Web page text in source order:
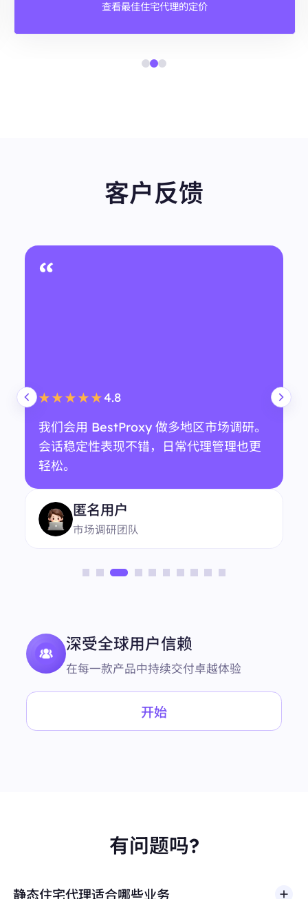
查看最佳住宅代理的定价
客户反馈
“
★★★★★4.8
我们会用 BestProxy 做多地区市场调研。
会话稳定性表现不错，日常代理管理也更
轻松。
匿名用户
市场调研团队
深受全球用户信赖
在每一款产品中持续交付卓越体验
开始
有问题吗?
静态住宅代理适合哪些业务